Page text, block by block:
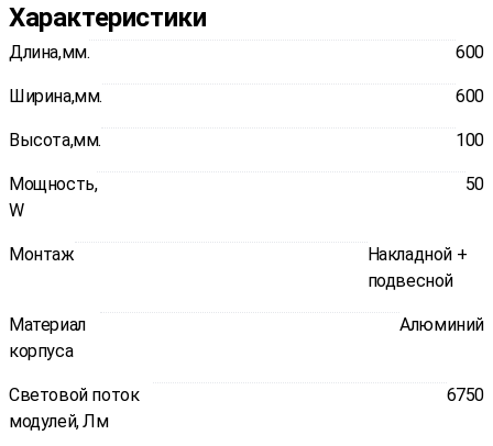
Характеристики
Длина,мм. 600
Ширина,мм. 600
Высота,мм. 100
Мощность,
W
50
Монтаж
Накладной +
подвесной
Материал
корпуса
Алюминий
Световой поток
модулей, Лм
6750